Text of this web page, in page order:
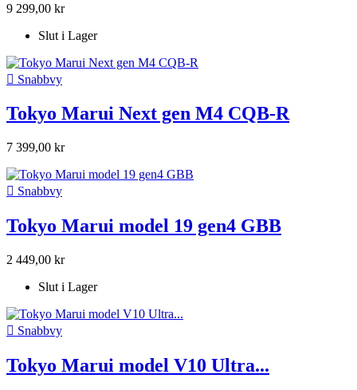
9 299,00 kr
Slut i Lager
 Snabbvy
Tokyo Marui Next gen M4 CQB-R
7 399,00 kr
 Snabbvy
Tokyo Marui model 19 gen4 GBB
2 449,00 kr
Slut i Lager
 Snabbvy
Tokyo Marui model V10 Ultra...